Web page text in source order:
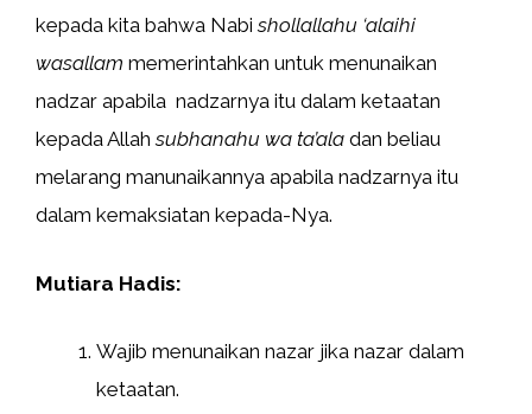
kepada kita bahwa Nabishollallahu ‘alaihi
wasallam memerintahkan untuk menunaikan
nadzar apabila nadzarnya itu dalam ketaatan
kepada Allahsubhanahu wa ta’ala dan beliau
melarang manunaikannya apabila nadzarnya itu
dalam kemaksiatan kepada-Nya.
Mutiara Hadis:
Wajib menunaikan nazar jika nazar dalam
ketaatan.